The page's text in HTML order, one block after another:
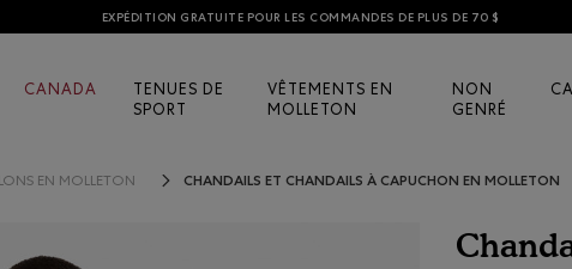
EXPÉDITION GRATUITE POUR LES COMMANDES DE PLUS DE 70 $
CANADA
TENUES DE
SPORT
VÊTEMENTS EN
MOLLETON
NON
GENRÉ
EN MOLLETON CHANDAILS ET CHANDAILS À CAPUCHON EN MOLLETON